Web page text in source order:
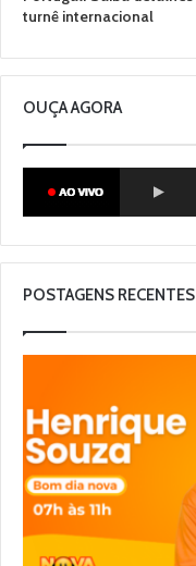
turnê internacional
OUÇA AGORA
POSTAGENS RECENTES